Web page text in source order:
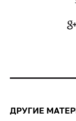
ДРУГИЕ